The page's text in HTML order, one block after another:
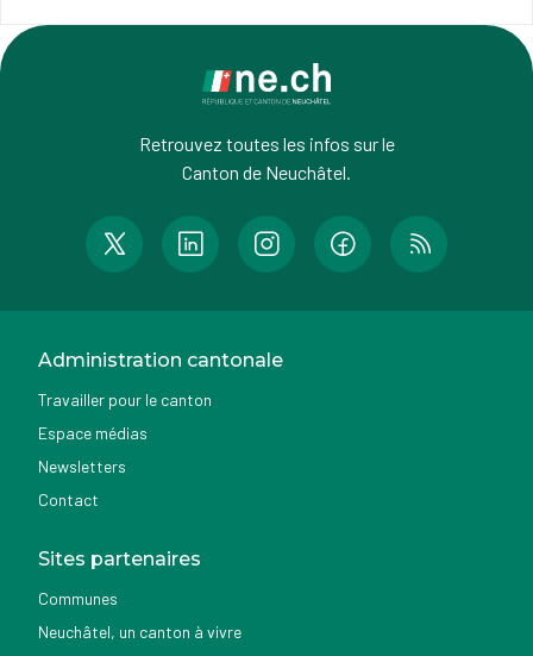
Retrouvez toutes les infos sur le
Canton de Neuchâtel.
Administration cantonale
Travailler pour le canton
Espace médias
Newsletters
Contact
Sites partenaires
Communes
Neuchâtel, un canton à vivre